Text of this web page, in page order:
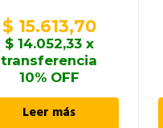
$ 15.613,70
$14.052,33x
transferencia
10% OFF
Leer más